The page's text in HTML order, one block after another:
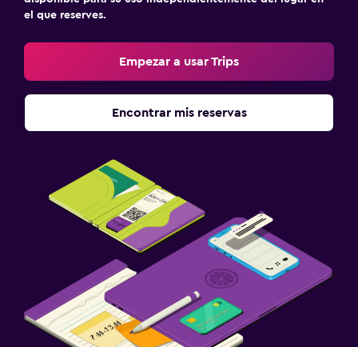
el que reserves.
Empezar a usar Trips
Encontrar mis reservas